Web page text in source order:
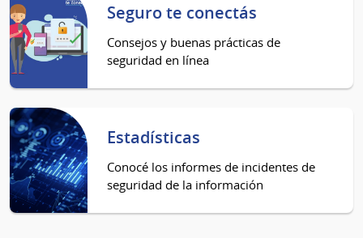
Seguro te conectás
Consejos y buenas prácticas de
seguridad en línea
Estadísticas
Conocé los informes de incidentes de
seguridad de la información